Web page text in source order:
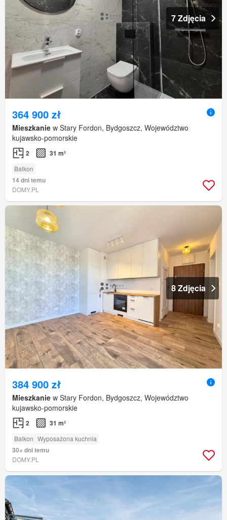
7 Zdjęcia
364 900 zł
Mieszkanie w Stary Fordon, Bydgoszcz, Województwo
kujawsko-pomorskie
2 31 m²
Balkon
14 dni temu
DOMY.PL
8 Zdjęcia
384 900 zł
Mieszkanie w Stary Fordon, Bydgoszcz, Województwo
kujawsko-pomorskie
2 31 m²
Balkon Wyposażona kuchnia
30+ dni temu
DOMY.PL